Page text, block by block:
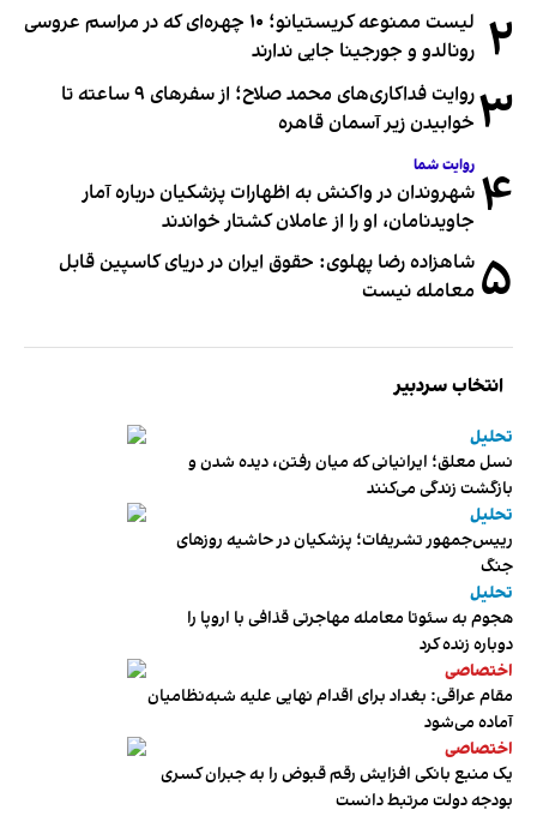
۲
لیست ممنوعه کریستیانو؛ ۱۰ چهره‌ای که در مراسم عروسی
رونالدو و جورجینا جایی ندارند
۳
روایت فداکاری‌های محمد صلاح؛ از سفرهای ۹ ساعته تا
خوابیدن زیر آسمان قاهره
۴ روایت شما
شهروندان در واکنش به اظهارات پزشکیان درباره آمار
جاویدنامان، او را از عاملان کشتار خواندند
۵ شاهزاده رضا پهلوی: حقوق ایران در دریای کاسپین قابل
معامله نیست
انتخاب سردبیر
تحلیل
نسل معلق؛ ایرانیانی که میان رفتن، دیده شدن و
بازگشت زندگی می‌کنند
تحلیل
رییس‌جمهور تشریفات؛ پزشکیان در حاشیه روزهای
جنگ
تحلیل
هجوم به سئوتا معامله مهاجرتی قذافی با اروپا را
دوباره زنده کرد
اختصاصی
مقام عراقی: بغداد برای اقدام نهایی علیه شبه‌نظامیان
آماده می‌شود
اختصاصی
یک منبع بانکی افزایش رقم قبوض را به جبران کسری
بودجه دولت مرتبط دانست